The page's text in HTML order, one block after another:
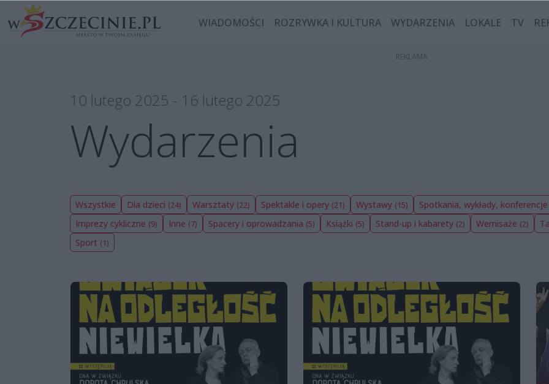
WIADOMOŚCI ROZRYWKA I KULTURA WYDARZENIA LOKALE TV
10 lutego 2025 - 16 lutego 2025
Wydarzenia
Wszystkie Dla dzieci (24) Warsztaty (22) Spektakle i opery (21) Wystawy (15) Spotkania, wykłady, konferencje
Imprezy cykliczne (9) Inne (7) Spacery i oprowadzania (5) Książki (5) Stand-up i kabarety (2) Wernisaże (2)
Sport (1)